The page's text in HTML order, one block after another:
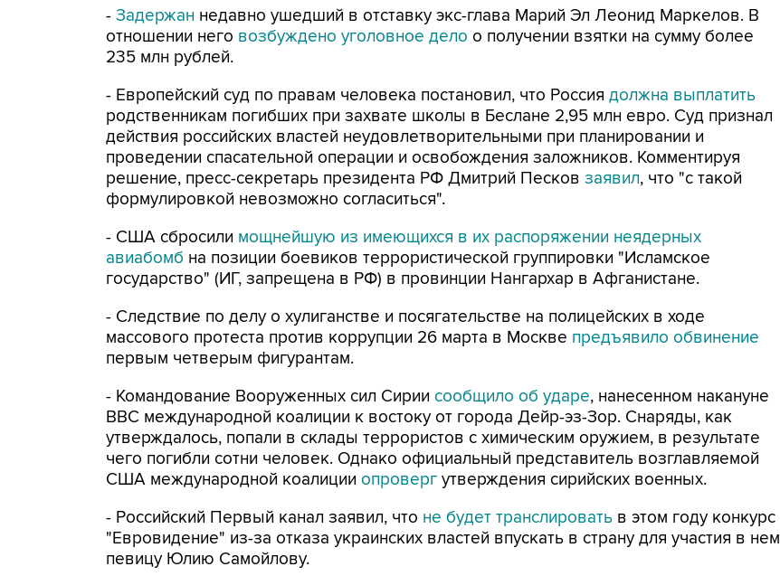
- Задержан недавно ушедший в отставку экс-глава Марий Эл Леонид Маркелов. В
отношении него возбуждено уголовное дело о получении взятки на сумму более
235 млн рублей.
- Европейский суд по правам человека постановил, что Россия должна выплатить
родственникам погибших при захвате школы в Беслане 2,95 млн евро. Суд признал
действия российских властей неудовлетворительными при планировании и
проведении спасательной операции и освобождения заложников. Комментируя
решение, пресс-секретарь президента РФ Дмитрий Песков заявил, что "с такой
формулировкой невозможно согласиться".
- США сбросили мощнейшую из имеющихся в их распоряжении неядерных
авиабомб на позиции боевиков террористической группировки "Исламское
государство" (ИГ, запрещена в РФ) в провинции Нангархар в Афганистане.
- Следствие по делу о хулиганстве и посягательстве на полицейских в ходе
массового протеста против коррупции 26 марта в Москве предъявило обвинение
первым четверым фигурантам.
- Командование Вооруженных сил Сирии сообщило об ударе, нанесенном накануне
ВВС международной коалиции к востоку от города Дейр-эз-Зор. Снаряды, как
утверждалось, попали в склады террористов с химическим оружием, в результате
чего погибли сотни человек. Однако официальный представитель возглавляемой
США международной коалиции опроверг утверждения сирийских военных.
- Российский Первый канал заявил, что не будет транслировать в этом году конкурс
"Евровидение" из-за отказа украинских властей впускать в страну для участия в нем
певицу Юлию Самойлову.